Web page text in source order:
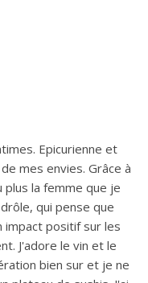
Epicurienne et
mes envies. Grâce à
la femme que je
qui pense que
impact positif sur les
J'adore le vin et le
bien sur et je ne